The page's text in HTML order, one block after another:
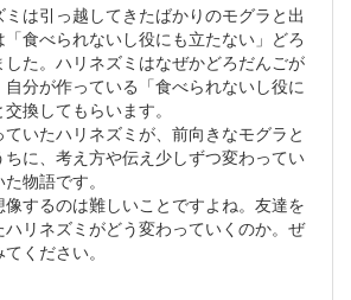
は引っ越してきたばかりのモグラと出
食べられないし役にも立たない」どろ
た。ハリネズミはなぜかどろだんごが
分が作っている「食べられないし役に
換してもらいます。
いたハリネズミが、前向きなモグラと
に、考え方や伝え少しずつ変わってい
物語です。
するのは難しいことですよね。友達を
リネズミがどう変わっていくのか。ぜ
ください。